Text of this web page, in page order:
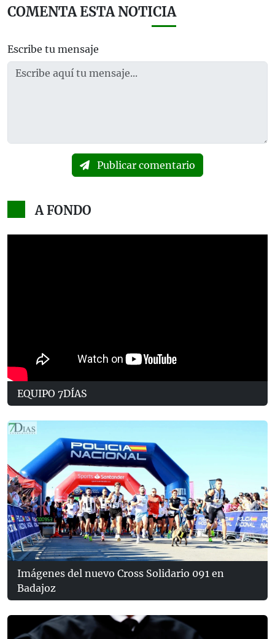
COMENTA ESTA NOTICIA
Escribe tu mensaje
Publicar comentario
A FONDO
EQUIPO 7DÍAS
Imágenes del nuevo Cross Solidario 091 en
Badajoz